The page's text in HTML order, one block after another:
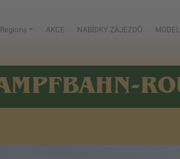
Regions AKCE NABÍDKY ZÁJEZDŮ